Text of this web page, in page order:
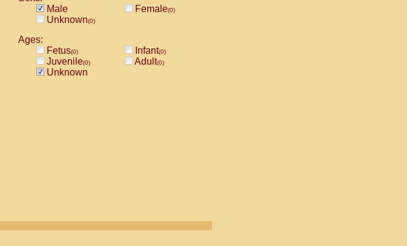
Male
Female(0)
Unknown(0)
Ages:
Fetus(0) Infant(0)
Juvenile(0) Adult(0)
Unknown